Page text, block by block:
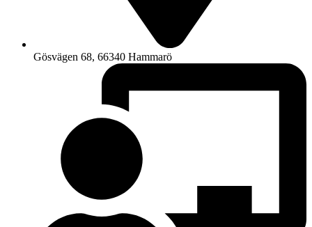
Gösvägen 68, 66340 Hammarö